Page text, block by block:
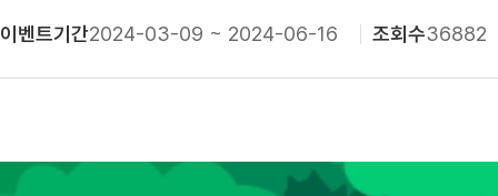
이벤트기간2024-03-09 ~ 2024-06-16 조회수36882